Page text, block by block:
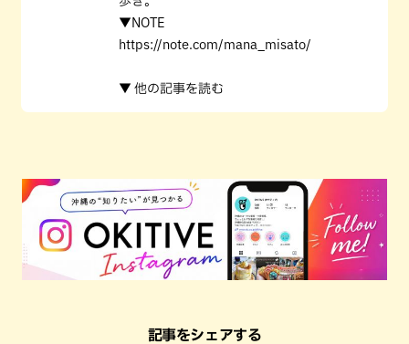
▼NOTE
https://note.com/mana_misato/
▼ 他の記事を読む
記事をシェアする